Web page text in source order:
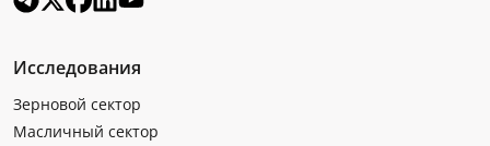
Исследования
Зерновой сектор
Масличный сектор